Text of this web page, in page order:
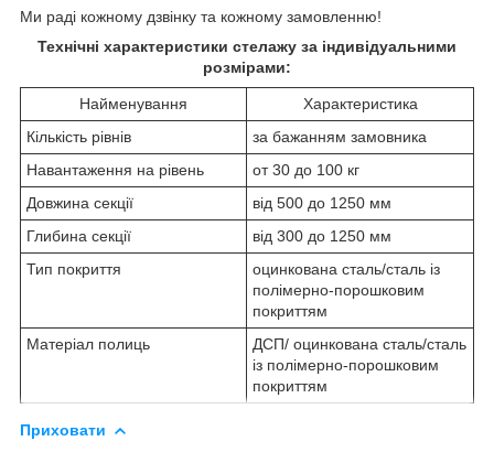
Ми раді кожному дзвінку та кожному замовленню!
Технічні характеристики стелажу за індивідуальними
розмірами:
Найменування
Характеристика
Кількість рівнів
за бажанням замовника
Навантаження на рівень
от 30 до 100 кг
Довжина секції
від 500 до 1250 мм
Глибина секції
від 300 до 1250 мм
Тип покриття
оцинкована сталь/сталь із
полімерно-порошковим
покриттям
Матеріал полиць
ДСП/ оцинкована сталь/сталь
із полімерно-порошковим
покриттям
Приховати